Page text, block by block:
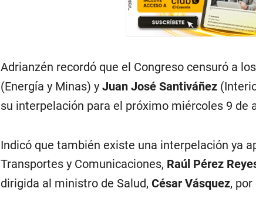
Adrianzén recordó que el Congreso censuró a
(Energía y Minas) y Juan José Santiváñez
su interpelación para el próximo miércoles 9 de
Indicó que también existe una interpelación ya
Transportes y Comunicaciones, Raúl Pérez
dirigida al ministro de Salud, César Vásquez,